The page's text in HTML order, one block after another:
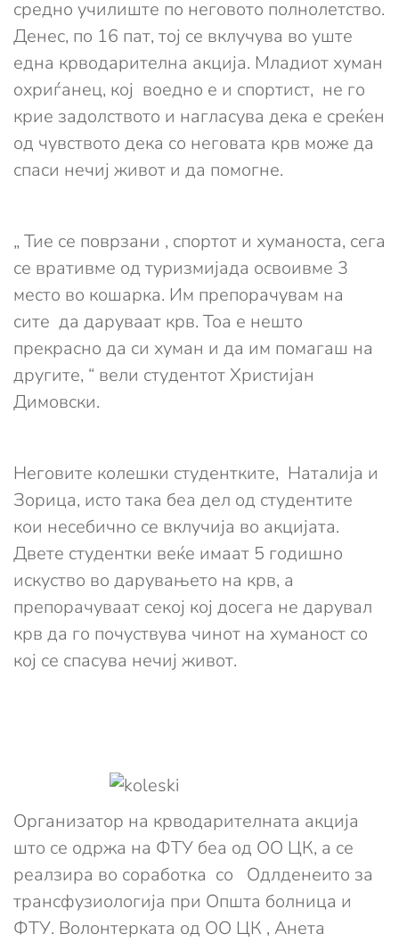
средно училиште по неговото полнолетство.
Денес, по 16 пат, тој се вклучува во уште
една крводарителна акција. Младиот хуман
oхриѓанец, кој воедно е и спортист, не го
крие задолството и нагласува дека е среќен
од чувството дека со неговата крв може да
спаси нечиј живот и да помогне.
„ Тие се поврзани , спортот и хуманоста, сега
се вративме од туризмијада освоивме 3
место во кошарка. Им препорачувам на
сите да даруваат крв. Тоа е нешто
прекрасно да си хуман и да им помагаш на
другите, “ вели студентот Христијан
Димовски.
Неговите колешки студентките, Наталија и
Зорица, исто така беа дел од студентите
кои несебично се вклучија во акцијата.
Двете студентки веќе имаат 5 годишно
искуство во дарувањето на крв, а
препорачуваат секој кој досега не дарувал
крв да го почуствува чинот на хуманост со
кој се спасува нечиј живот.
Организатор на крводарителната акција
што се одржа на ФТУ беа од ОО ЦК, а се
реалзира во соработка со Одлденеито за
трансфузиологија при Општа болница и
ФТУ. Волонтерката од ОО ЦК , Анета